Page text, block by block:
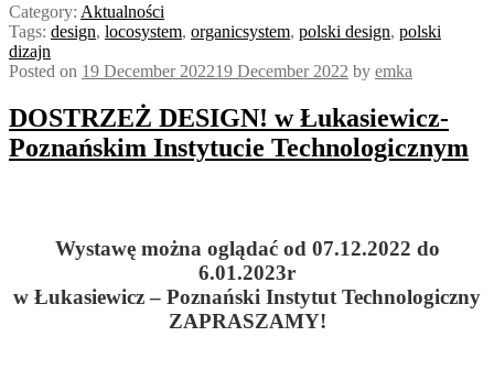
Category: Aktualności
Tags: design, locosystem, organicsystem, polski design, polski
dizajn
Posted on 19 December 202219 December 2022 by emka
DOSTRZEŻ DESIGN! w Łukasiewicz-
Poznańskim Instytucie Technologicznym
Wystawę można oglądać od 07.12.2022 do
6.01.2023r
w Łukasiewicz – Poznański Instytut Technologiczny
ZAPRASZAMY!